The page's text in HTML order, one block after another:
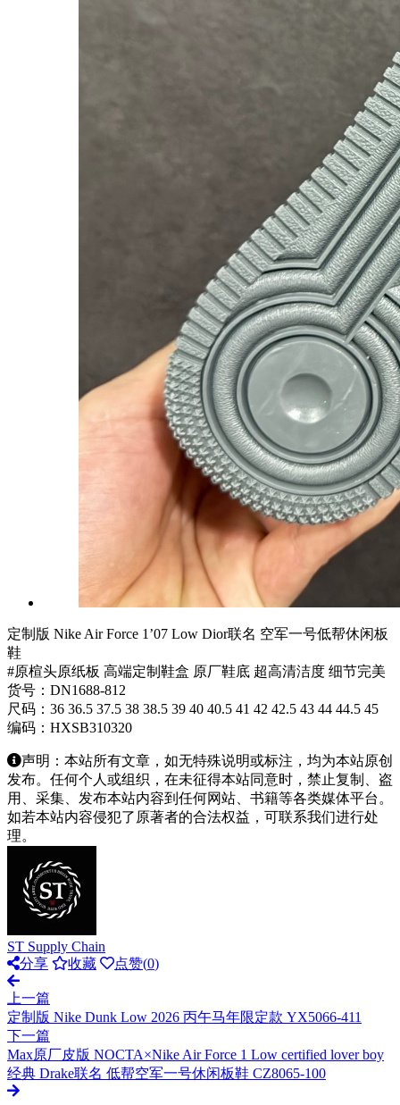
定制版 Nike Air Force 1’07 Low Dior联名 空军一号低帮休闲板
鞋
#原楦头原纸板 高端定制鞋盒 原厂鞋底 超高清洁度 细节完美
货号：DN1688-812
尺码：36 36.5 37.5 38 38.5 39 40 40.5 41 42 42.5 43 44 44.5 45
编码：HXSB310320
声明：本站所有文章，如无特殊说明或标注，均为本站原创
发布。任何个人或组织，在未征得本站同意时，禁止复制、盗
用、采集、发布本站内容到任何网站、书籍等各类媒体平台。
如若本站内容侵犯了原著者的合法权益，可联系我们进行处
理。
ST Supply Chain
分享
收藏 点赞(0)
上一篇
定制版 Nike Dunk Low 2026 丙午马年限定款 YX5066-411
下一篇
Max原厂皮版 NOCTA×Nike Air Force 1 Low certified lover boy
经典 Drake联名 低帮空军一号休闲板鞋 CZ8065-100